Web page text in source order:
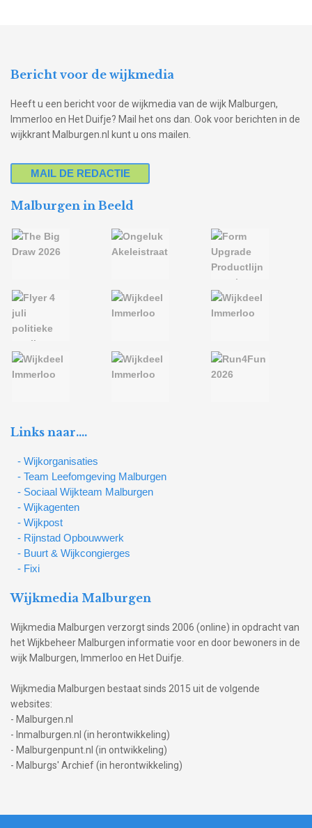
Bericht voor de wijkmedia
Heeft u een bericht voor de wijkmedia van de wijk Malburgen,
Immerloo en Het Duifje? Mail het ons dan. Ook voor berichten in de
wijkkrant Malburgen.nl kunt u ons mailen.
MAIL DE REDACTIE
Malburgen in Beeld
Links naar….
- Wijkorganisaties
- Team Leefomgeving Malburgen
- Sociaal Wijkteam Malburgen
- Wijkagenten
- Wijkpost
- Rijnstad Opbouwwerk
- Buurt & Wijkcongierges
- Fixi
Wijkmedia Malburgen
Wijkmedia Malburgen verzorgt sinds 2006 (online) in opdracht van
het Wijkbeheer Malburgen informatie voor en door bewoners in de
wijk Malburgen, Immerloo en Het Duifje.
Wijkmedia Malburgen bestaat sinds 2015 uit de volgende
websites:
- Malburgen.nl
- Inmalburgen.nl (in herontwikkeling)
- Malburgenpunt.nl (in ontwikkeling)
- Malburgs' Archief (in herontwikkeling)